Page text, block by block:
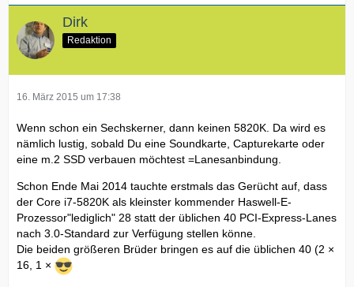
Dirk
Redaktion
16. März 2015 um 17:38
Wenn schon ein Sechskerner, dann keinen 5820K. Da wird es
nämlich lustig, sobald Du eine Soundkarte, Capturekarte oder
eine m.2 SSD verbauen möchtest =Lanesanbindung.
Schon Ende Mai 2014 tauchte erstmals das Gerücht auf, dass
der Core i7-5820K als kleinster kommender Haswell-E-
Prozessor"lediglich" 28 statt der üblichen 40 PCI-Express-Lanes
nach 3.0-Standard zur Verfügung stellen könne.
Die beiden größeren Brüder bringen es auf die üblichen 40 (2 ×
16, 1 ×